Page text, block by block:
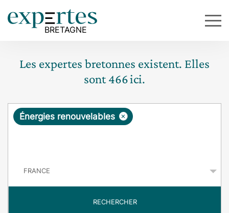
Les expertes bretonnes existent. Elles
sont466ici.
R
ê
×
Énergies renouvelables
RECHERCHER